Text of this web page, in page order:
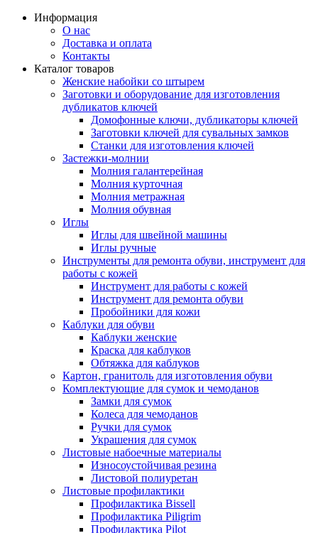
Информация
О нас
Доставка и оплата
Контакты
Каталог товаров
Женские набойки со штырем
Заготовки и оборудование для изготовления
дубликатов ключей
Домофонные ключи, дубликаторы ключей
Заготовки ключей для сувальных замков
Станки для изготовления ключей
Застежки-молнии
Молния галантерейная
Молния курточная
Молния метражная
Молния обувная
Иглы
Иглы для швейной машины
Иглы ручные
Инструменты для ремонта обуви, инструмент для
работы с кожей
Инструмент для работы с кожей
Инструмент для ремонта обуви
Пробойники для кожи
Каблуки для обуви
Каблуки женские
Краска для каблуков
Обтяжка для каблуков
Картон, гранитоль для изготовления обуви
Комплектующие для сумок и чемоданов
Замки для сумок
Колеса для чемоданов
Ручки для сумок
Украшения для сумок
Листовые набоечные материалы
Износоустойчивая резина
Листовой полиуретан
Листовые профилактики
Профилактика Bissell
Профилактика Piligrim
Профилактика Pilot